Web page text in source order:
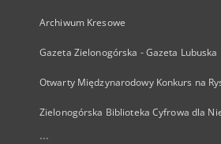
Archiwum Kresowe
Gazeta Zielonogórska - Gazeta Lubuska
Otwarty Międzynarodowy Konkurs na
Zielonogórska Biblioteka Cyfrowa dla
...